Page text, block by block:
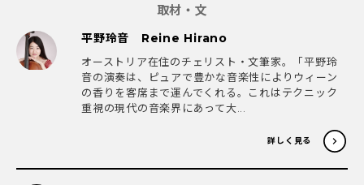
取材・文
平野玲音 Reine Hirano
オーストリア在住のチェリスト・文筆家。「平野玲
音の演奏は、ピュアで豊かな音楽性によりウィーン
の香りを客席まで運んでくれる。これはテクニック
重視の現代の音楽界にあって大...
詳しく見る